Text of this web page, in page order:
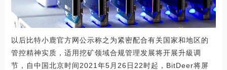
以后比特小鹿官方网公示称之为紧密配合有关国家和地区的
管控精神实质，适用挖矿领域合规管理发展将开展升級调
节，自中国北京时间2021年5月26日22时起，BitDeer将屏